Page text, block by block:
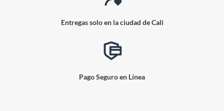
Entregas solo en la ciudad de Cali
Pago Seguro en Línea